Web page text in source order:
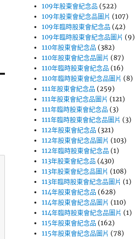
109年股東會紀念品 (522)
109年股東會紀念品圖片 (107)
109年臨時股東會紀念品 (42)
109年臨時股東會紀念品圖片 (9)
110年股東會紀念品 (382)
110年股東會紀念品圖片 (87)
110年臨時股東會紀念品 (16)
110年臨時股東會紀念品圖片 (8)
111年股東會紀念品 (259)
111年股東會紀念品圖片 (121)
111年臨時股東會紀念品 (3)
111年臨時股東會紀念品圖片 (3)
112年股東會紀念品 (321)
112年股東會紀念品圖片 (103)
112年臨時股東會紀念品 (1)
113年股東會紀念品 (430)
113年股東會紀念品圖片 (108)
113年臨時股東會紀念品圖片 (1)
114年股東會紀念品 (628)
114年股東會紀念品圖片 (110)
114年臨時股東會紀念品圖片 (1)
115年股東會紀念品 (162)
115年股東會紀念品圖片 (78)